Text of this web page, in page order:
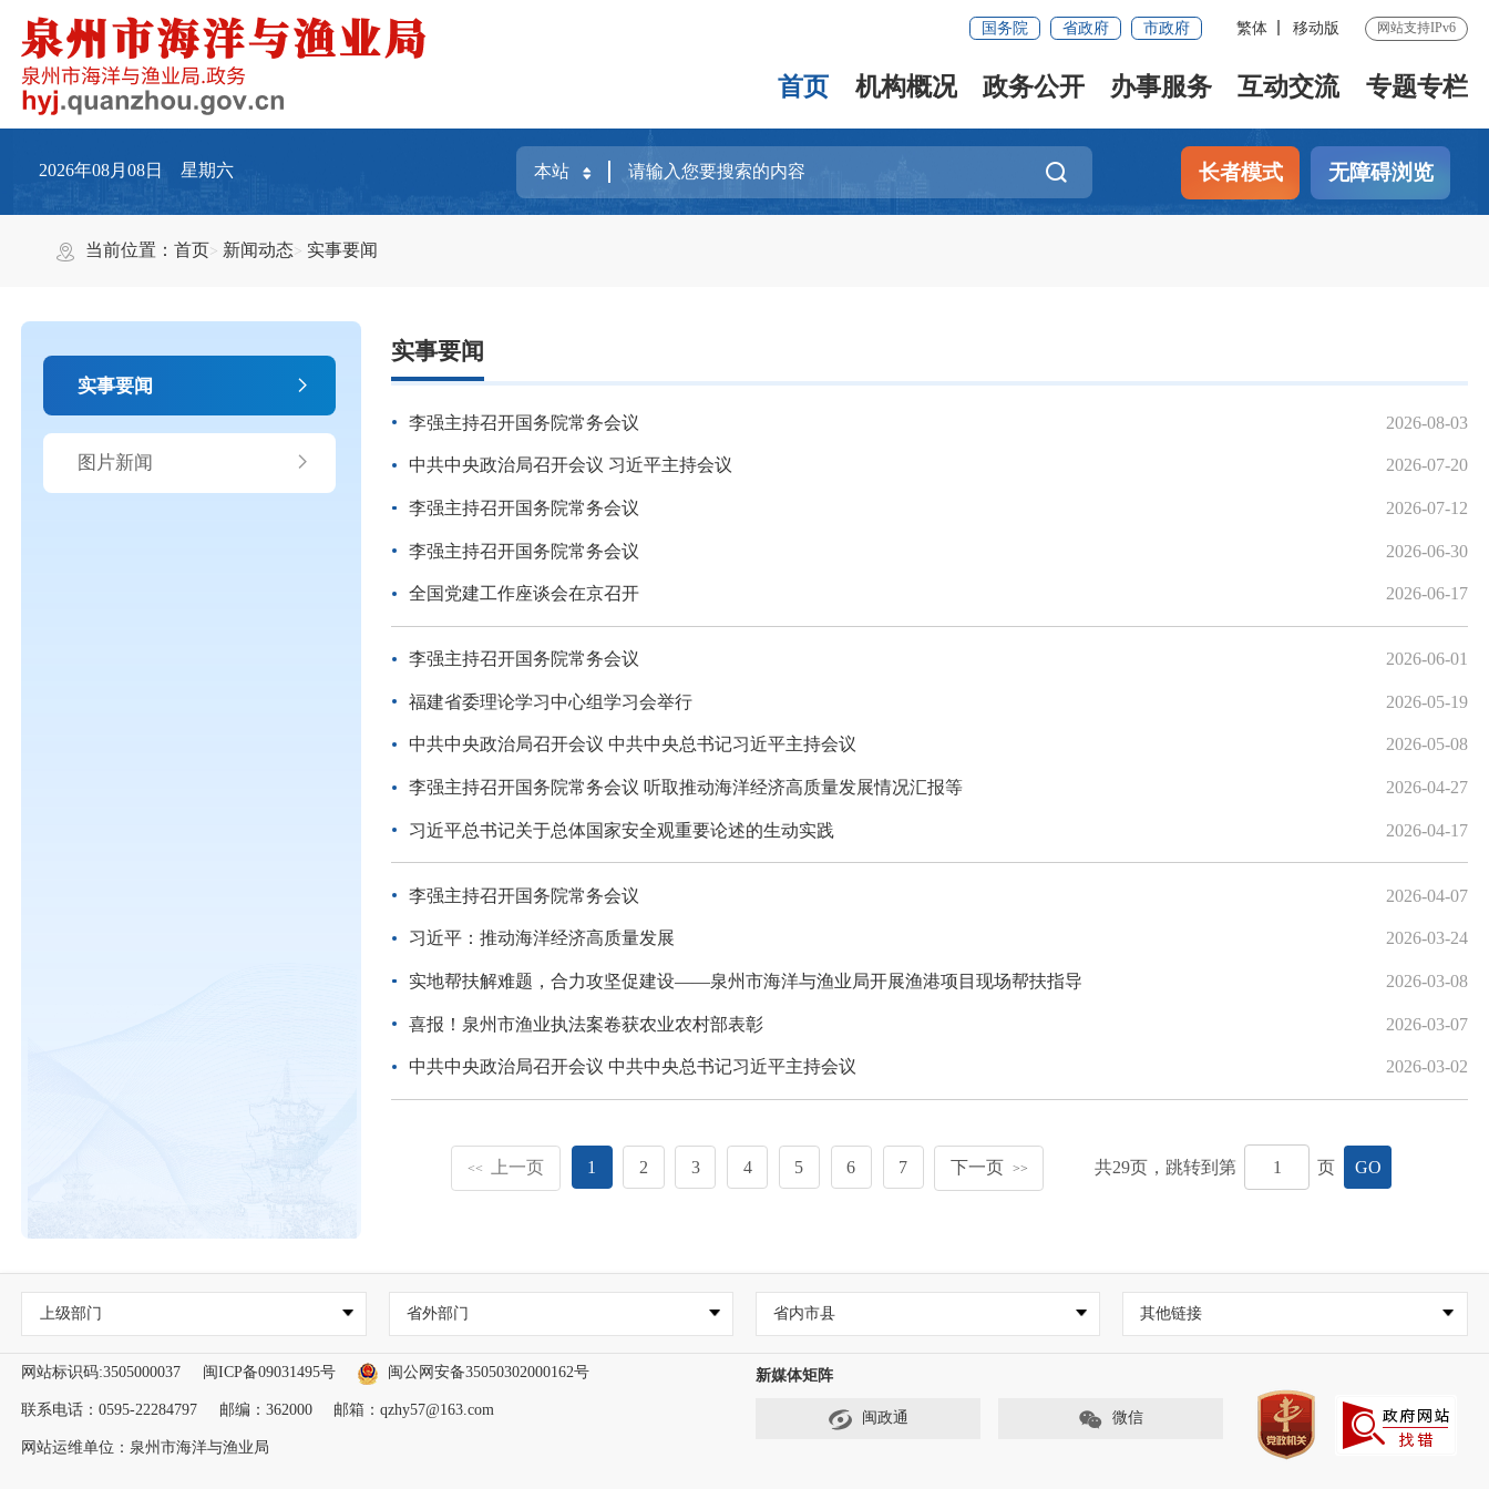
国务院 省政府 市政府 繁体 移动版 网站支持IPv6
首页 机构概况 政务公开 办事服务 互动交流 专题专栏
2026年08月08日 星期六 长者模式 无障碍浏览
当前位置：首页 新闻动态 实事要闻
实事要闻
图片新闻
实事要闻
李强主持召开国务院常务会议 2026-08-03
中共中央政治局召开会议 习近平主持会议 2026-07-20
李强主持召开国务院常务会议 2026-07-12
李强主持召开国务院常务会议 2026-06-30
全国党建工作座谈会在京召开 2026-06-17
李强主持召开国务院常务会议 2026-06-01
福建省委理论学习中心组学习会举行 2026-05-19
中共中央政治局召开会议 中共中央总书记习近平主持会议 2026-05-08
李强主持召开国务院常务会议 听取推动海洋经济高质量发展情况汇报等 2026-04-27
习近平总书记关于总体国家安全观重要论述的生动实践 2026-04-17
李强主持召开国务院常务会议 2026-04-07
习近平：推动海洋经济高质量发展 2026-03-24
实地帮扶解难题，合力攻坚促建设——泉州市海洋与渔业局开展渔港项目现场帮扶指导 2026-03-08
喜报！泉州市渔业执法案卷获农业农村部表彰 2026-03-07
中共中央政治局召开会议 中共中央总书记习近平主持会议 2026-03-02
<< 上一页 1 2 3 4 5 6 7 下一页 >> 共29页，跳转到第 页 GO
上级部门 省外部门 省内市县 其他链接
网站标识码:3505000037 闽ICP备09031495号 闽公网安备35050302000162号
联系电话：0595-22284797 邮编：362000 邮箱：qzhy57@163.com
网站运维单位：泉州市海洋与渔业局
新媒体矩阵
闽政通 微信